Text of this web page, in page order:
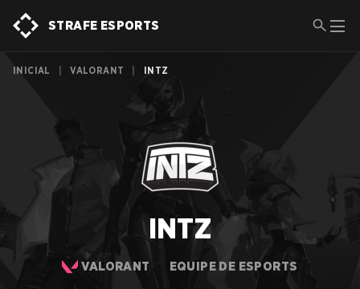
STRAFE ESPORTS
INICIAL VALORANT INTZ
INTZ
VALORANT EQUIPE DE ESPORTS